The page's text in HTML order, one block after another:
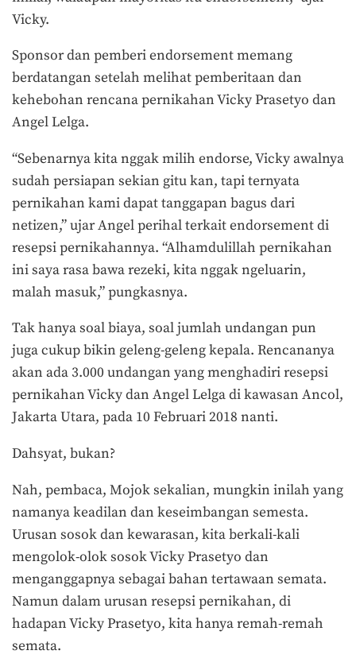
Vicky.
Sponsor dan pemberi endorsement memang
berdatangan setelah melihat pemberitaan dan
kehebohan rencana pernikahan Vicky Prasetyo dan
Angel Lelga.
“Sebenarnya kita nggak milih endorse, Vicky awalnya
sudah persiapan sekian gitu kan, tapi ternyata
pernikahan kami dapat tanggapan bagus dari
netizen,” ujar Angel perihal terkait endorsement di
resepsi pernikahannya. “Alhamdulillah pernikahan
ini saya rasa bawa rezeki, kita nggak ngeluarin,
malah masuk,” pungkasnya.
Tak hanya soal biaya, soal jumlah undangan pun
juga cukup bikin geleng-geleng kepala. Rencananya
akan ada 3.000 undangan yang menghadiri resepsi
pernikahan Vicky dan Angel Lelga di kawasan Ancol,
Jakarta Utara, pada 10 Februari 2018 nanti.
Dahsyat, bukan?
Nah, pembaca, Mojok sekalian, mungkin inilah yang
namanya keadilan dan keseimbangan semesta.
Urusan sosok dan kewarasan, kita berkali-kali
mengolok-olok sosok Vicky Prasetyo dan
menganggapnya sebagai bahan tertawaan semata.
Namun dalam urusan resepsi pernikahan, di
hadapan Vicky Prasetyo, kita hanya remah-remah
semata.